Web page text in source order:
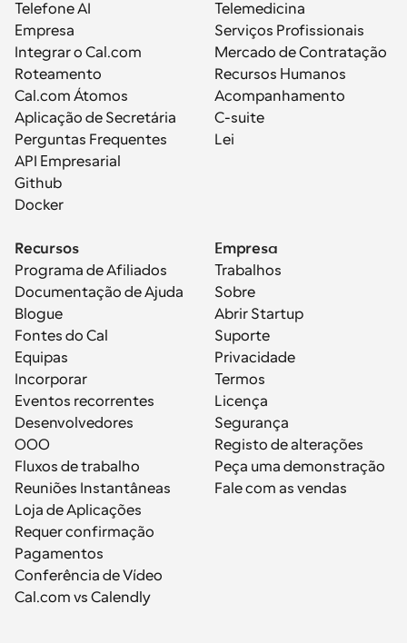
Telefone AI
Empresa
Integrar o Cal.com
Roteamento
Cal.com Átomos
Aplicação de Secretária
Perguntas Frequentes
API Empresarial
Github
Docker
Telemedicina
Serviços Profissionais
Mercado de Contratação
Recursos Humanos
Acompanhamento
C-suite
Lei
Recursos
Programa de Afiliados
Documentação de Ajuda
Blogue
Fontes do Cal
Equipas
Incorporar
Eventos recorrentes
Desenvolvedores
OOO
Fluxos de trabalho
Reuniões Instantâneas
Loja de Aplicações
Requer confirmação
Pagamentos
Conferência de Vídeo
Cal.com vs Calendly
Empresa
Trabalhos
Sobre
Abrir Startup
Suporte
Privacidade
Termos
Licença
Segurança
Registo de alterações
Peça uma demonstração
Fale com as vendas